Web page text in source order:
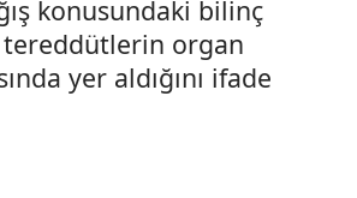
konusundaki bilinç
tereddütlerin organ
yer aldığını ifade